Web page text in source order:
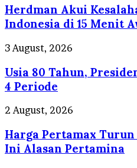
Gram!
Kesalahan
Fatal
Timnas
Indonesia
15
Menit
Awal
Herdman Akui
Indonesia di 15 Menit
Usia
Tahun,
Presiden
Brasil
Maju
Nyapres
4
Periode
3 August, 2026
Usia 80 Tahun,
4 Periode
Harga
Turun
Mulai
1
2 August, 2026
Harga Pertamax Turun
Ini Alasan Pertamina